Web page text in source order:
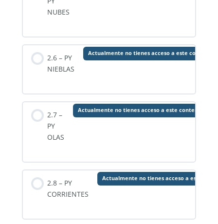
NUBES
2.6 – PY
NIEBLAS
Actualmente no tienes acceso a este contenido
2.7 –
PY
OLAS
Actualmente no tienes acceso a este contenido
2.8 – PY
CORRIENTES
Actualmente no tienes acceso a este